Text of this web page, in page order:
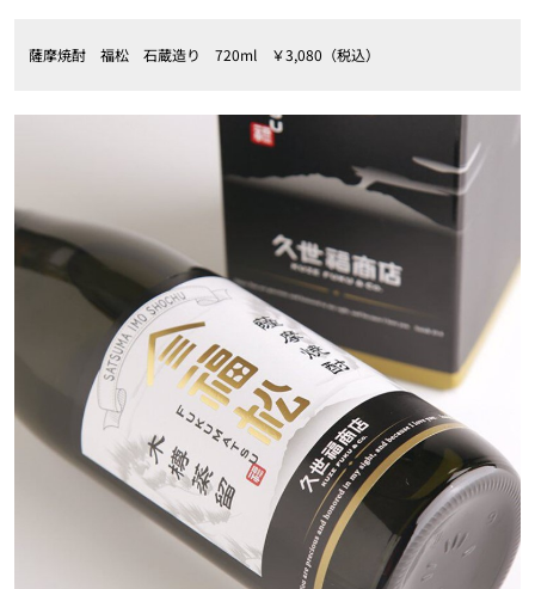
薩摩焼酎 福松 石蔵造り 720ml ￥3,080（税込）